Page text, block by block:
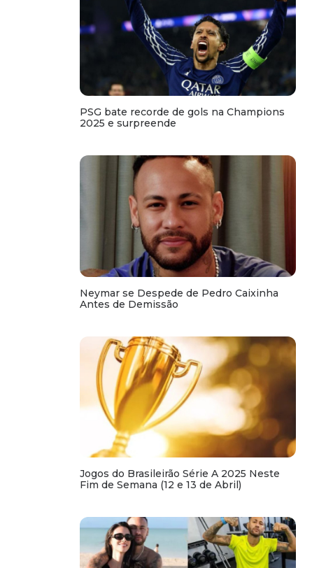
PSG bate recorde de gols na Champions
2025 e surpreende
Neymar se Despede de Pedro Caixinha
Antes de Demissão
Jogos do Brasileirão Série A 2025 Neste
Fim de Semana (12 e 13 de Abril)